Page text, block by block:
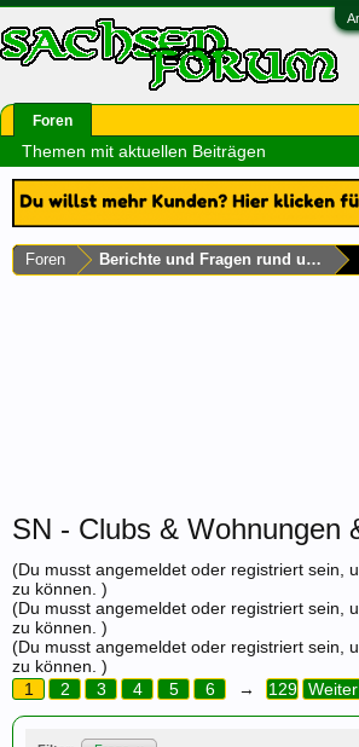
Foren Berichte und Fragen rund um
SN - Clubs & Wohnungen
(Du musst angemeldet oder registriert sein,
zu können. )
(Du musst angemeldet oder registriert sein,
zu können. )
(Du musst angemeldet oder registriert sein,
zu können. )
1
2 3 4 5 6 → 129
Foren
Themen mit aktuellen Beiträgen